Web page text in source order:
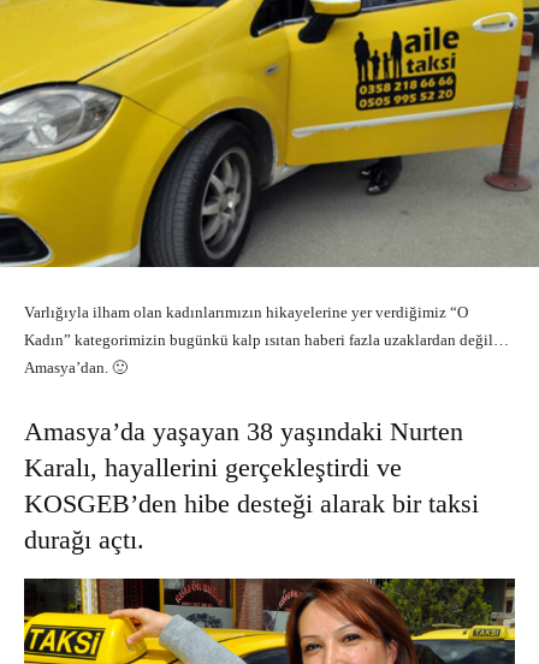
Varlığıyla ilham olan kadınlarımızın hikayelerine yer verdiğimiz “O
Kadın” kategorimizin bugünkü kalp ısıtan haberi fazla uzaklardan değil…
Amasya’dan. 🙂
Amasya’da yaşayan 38 yaşındaki Nurten
Karalı, hayallerini gerçekleştirdi ve
KOSGEB’den hibe desteği alarak bir taksi
durağı açtı.